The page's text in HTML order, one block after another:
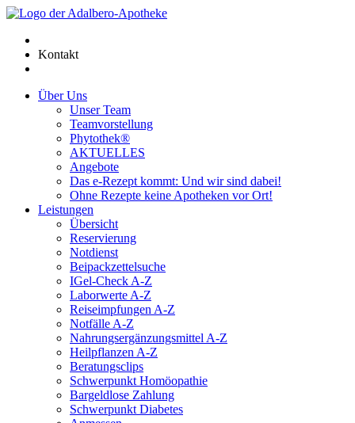
Kontakt
Über Uns
Unser Team
Teamvorstellung
Phytothek®
AKTUELLES
Angebote
Das e-Rezept kommt: Und wir sind dabei!
Ohne Rezepte keine Apotheken vor Ort!
Leistungen
Übersicht
Reservierung
Notdienst
Beipackzettelsuche
IGel-Check A-Z
Laborwerte A-Z
Reiseimpfungen A-Z
Notfälle A-Z
Nahrungsergänzungsmittel A-Z
Heilpflanzen A-Z
Beratungsclips
Schwerpunkt Homöopathie
Bargeldlose Zahlung
Schwerpunkt Diabetes